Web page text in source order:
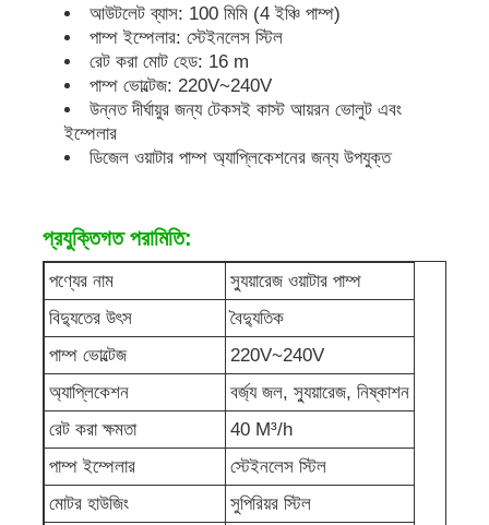
উদ্ধৃতির জন্য আবেদন
ডিজেল জেনারেটর সেট
পেট্রোল জেনারেটর সেট
ইনভার্টার জেনারেটর সেট
পোর্টেবল জেনারেটর সেট
শিল্প জেনারেটর সেট
ডিজিটাল জেনারেটর সেট
ওপেন ফ্রেম জেনারেটর
আউটলেট ব্যাস: 100 মিমি (4 ইঞ্চি পাম্প)
পাম্প ইম্পেলার: স্টেইনলেস স্টিল
রেট করা মোট হেড: 16 m
পাম্প ভোল্টেজ: 220V~240V
উন্নত দীর্ঘায়ুর জন্য টেকসই কাস্ট আয়রন ভোলুট এবং
ইম্পেলার
ডিজেল ওয়াটার পাম্প অ্যাপ্লিকেশনের জন্য উপযুক্ত
প্রযুক্তিগত পরামিতি:
পণ্যের নাম
স্যুয়ারেজ ওয়াটার পাম্প
বিদ্যুতের উৎস
বৈদ্যুতিক
পাম্প ভোল্টেজ
220V~240V
অ্যাপ্লিকেশন
বর্জ্য জল, স্যুয়ারেজ, নিষ্কাশন
রেট করা ক্ষমতা
40 M³/h
পাম্প ইম্পেলার
স্টেইনলেস স্টিল
মোটর হাউজিং
সুপিরিয়র স্টিল